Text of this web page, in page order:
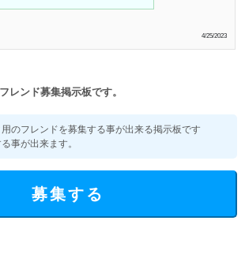
4/25/2023
レンド募集掲示板です。
のフレンドを募集する事が出来る掲示板です
事が出来ます。
募集する